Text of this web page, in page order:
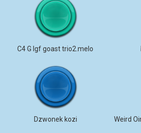
C4 G lgf goast trio2.melo
Dzwonek kozi